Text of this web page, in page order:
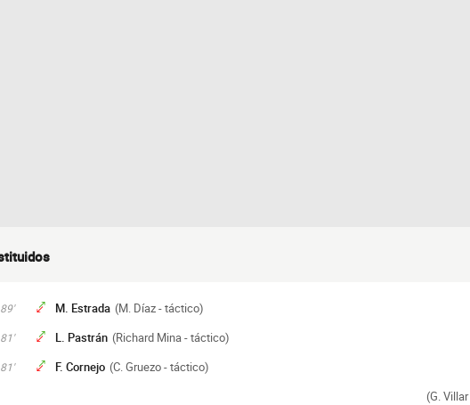
89' M. Estrada (M. Díaz - táctico)
81' L. Pastrán (Richard Mina - táctico)
81' F. Cornejo (C. Gruezo - táctico)
(G.